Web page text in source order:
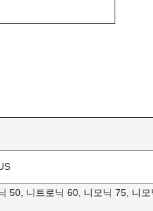
50, 니트로닉 60, 니모닉 75, 니